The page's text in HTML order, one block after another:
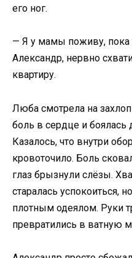
его ног.
— Я у мамы поживу,
Александр, нервно
квартиру.
Люба смотрела на
боль в сердце и боялась
Казалось, что внутри
кровоточило. Боль
глаз брызнули слёзы.
старалась успокоиться,
плотным одеялом. Руки
превратились в ватную